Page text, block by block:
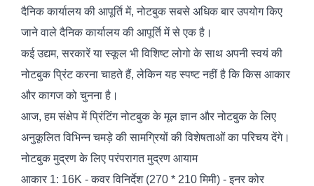
दैनिक कार्यालय की आपूर्ति में, नोटबुक सबसे अधिक बार उपयोग किए
जाने वाले दैनिक कार्यालय की आपूर्ति में से एक है।
कई उद्यम, सरकारें या स्कूल भी विशिष्ट लोगो के साथ अपनी स्वयं की
नोटबुक प्रिंट करना चाहते हैं, लेकिन यह स्पष्ट नहीं है कि किस आकार
और कागज को चुनना है।
आज, हम संक्षेप में प्रिंटिंग नोटबुक के मूल ज्ञान और नोटबुक के लिए
अनुकूलित विभिन्न चमड़े की सामग्रियों की विशेषताओं का परिचय देंगे।
नोटबुक मुद्रण के लिए परंपरागत मुद्रण आयाम
आकार 1: 16K - कवर विनिर्देश (270 * 210 मिमी) - इनर कोर